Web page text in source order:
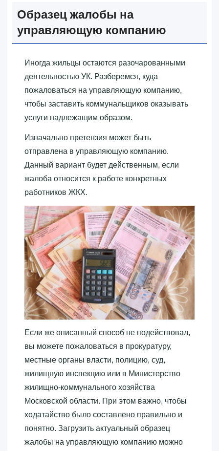
Образец жалобы на
управляющую компанию
Иногда жильцы остаются разочарованными
деятельностью УК. Разберемся, куда
пожаловаться на управляющую компанию,
чтобы заставить коммунальщиков оказывать
услуги надлежащим образом.
Изначально претензия может быть
отправлена в управляющую компанию.
Данный вариант будет действенным, если
жалоба относится к работе конкретных
работников ЖКХ.
Если же описанный способ не подействовал,
вы можете пожаловаться в прокуратуру,
местные органы власти, полицию, суд,
жилищную инспекцию или в Министерство
жилищно-коммунального хозяйства
Московской области. При этом важно, чтобы
ходатайство было составлено правильно и
понятно. Загрузить актуальный образец
жалобы на управляющую компанию можно